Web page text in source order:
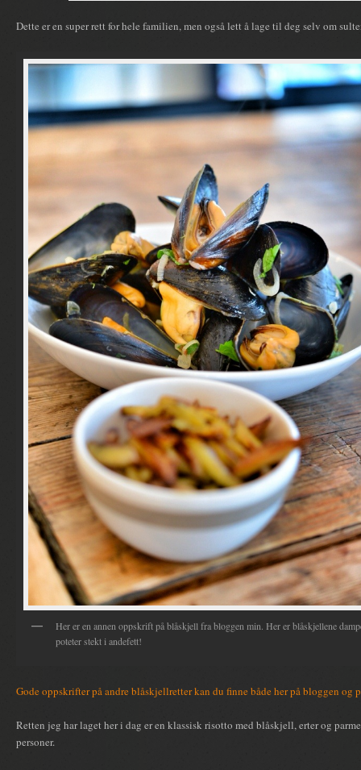
Dette er en super rett for hele familien, men også lett å lage til deg selv om
Her er en annen oppskrift på blåskjell fra bloggen min. Her er blåskjellene
poteter stekt i andefett!
Gode oppskrifter på andre blåskjellretter kan du finne både her på bloggen og
Retten jeg har laget her i dag er en klassisk risotto med blåskjell, erter og
personer.